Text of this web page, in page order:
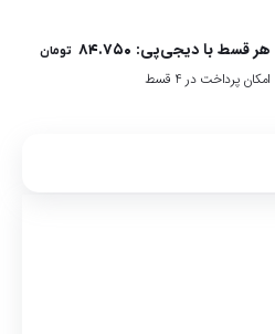
هر قسط با دیجی‌پی: ۸۴.۷۵۰ تومان
امکان پرداخت در 4 قسط